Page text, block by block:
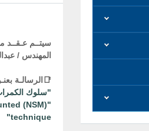
سيتــم عـقــد
المهندس /
📑الرسالـة
"سلوك
(NSM)
technique"